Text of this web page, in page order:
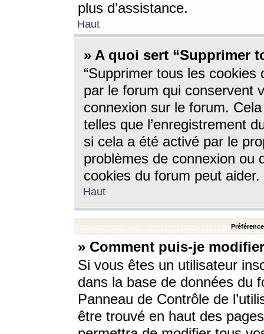
plus d’assistance.
Haut
» A quoi sert “Supprimer
“Supprimer tous les cookies
par le forum qui conservent
connexion sur le forum.
telles que l’enregistrement
si cela a été activé par le
problèmes de connexion ou
cookies du forum peut aider.
Haut
» Comment puis-je
Si vous êtes un utilisateur
dans la base de données du
Panneau de Contrôle de
être trouvé en haut des